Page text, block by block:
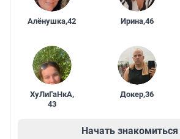
Алёнушка,42 Ирина,46
ХуЛиГаНкА,
43
Докер,36
Начать знакомиться